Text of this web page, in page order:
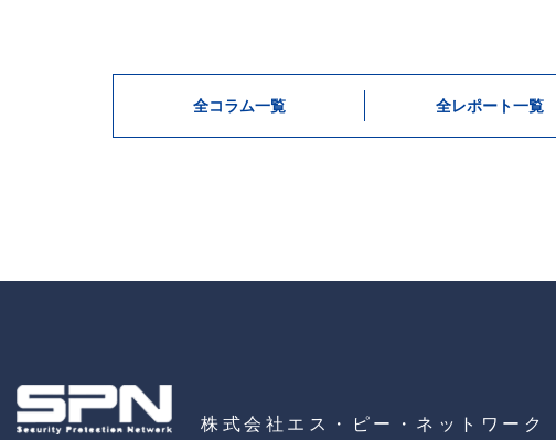
全コラム一覧 全レポート一覧
株式会社エス・ピー・ネットワーク